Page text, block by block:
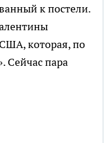
к постели.
которая, по
Сейчас пара